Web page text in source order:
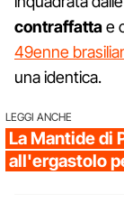
contraffattae
49enne
una identica.
LEGGI ANCHE
La Mantide di
all'ergastolo